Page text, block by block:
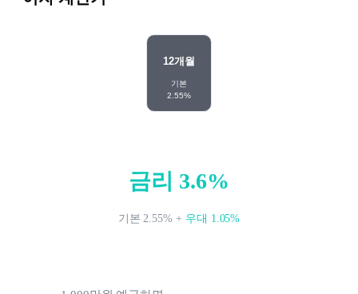
12개월
기본
2.55%
금리 3.6%
기본2.55% + 우대 1.05%